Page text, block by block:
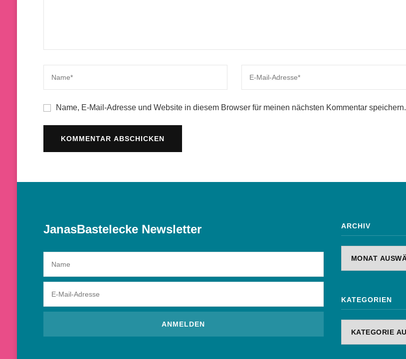
Name, E-Mail-Adresse und Website in diesem Browser für meinen nächsten Kommentar speichern.
JanasBastelecke Newsletter ARCHIV
KATEGORIEN